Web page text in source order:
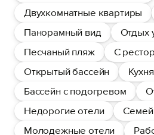
Двухкомнатные квартиры
Панорамный вид
Отдых
Песчаный пляж
С
Открытый бассейн
Бассейн с подогревом
Недорогие отели
Молодежные отели